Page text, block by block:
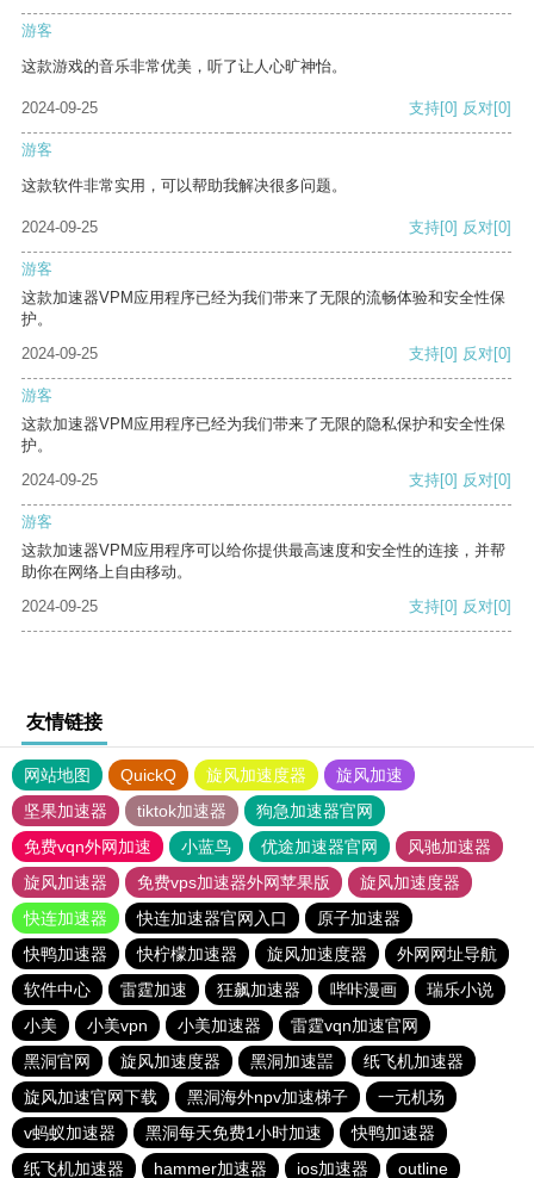
游客
这款游戏的音乐非常优美，听了让人心旷神怡。
2024-09-25 支持[0] 反对[0]
游客
这款软件非常实用，可以帮助我解决很多问题。
2024-09-25 支持[0] 反对[0]
游客
这款加速器VPM应用程序已经为我们带来了无限的流畅体验和安全性保
护。
2024-09-25
支持[0] 反对[0]
游客
这款加速器VPM应用程序已经为我们带来了无限的隐私保护和安全性保
护。
2024-09-25
支持[0] 反对[0]
游客
这款加速器VPM应用程序可以给你提供最高速度和安全性的连接，并帮
助你在网络上自由移动。
2024-09-25
支持[0] 反对[0]
友情链接
网站地图 QuickQ 旋风加速度器
旋风加速
坚果加速器
tiktok加速器
狗急加速器官网
免费vqn外网加速
小蓝鸟 优途加速器官网
风驰加速器
旋风加速器
免费vps加速器外网苹果版
旋风加速度器
快连加速器
快连加速器官网入口
原子加速器
快鸭加速器
快柠檬加速器 旋风加速度器
外网网址导航
软件中心
雷霆加速 狂飙加速器 哔咔漫画
瑞乐小说
小美
小美vpn 小美加速器
雷霆vqn加速官网
黑洞官网
旋风加速度器 黑洞加速噐
纸飞机加速器
旋风加速官网下载
黑洞海外npv加速梯子
一元机场
v蚂蚁加速器
黑洞每天免费1小时加速
快鸭加速器
纸飞机加速器
hammer加速器 ios加速器 outline